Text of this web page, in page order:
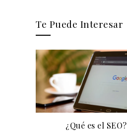
Te Puede Interesar
¿Qué es el SEO?